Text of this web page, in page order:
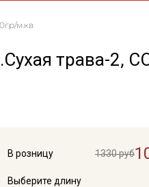
м.кв
трава-2,
В розницу 1330 руб
Выберите длину